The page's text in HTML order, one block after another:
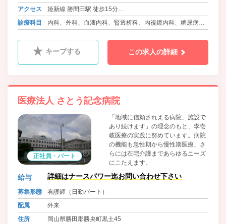
アクセス
姫新線 勝間田駅 徒歩15分
バス 勝央町ふれあいバス さとう記念病院前
診療科目
内科、外科、血液内科、腎透析科、内視鏡内科、糖尿病内
キープする この求人の詳細
医療法人 さとう記念病院
正社員・パート
「地域に信頼されえる病院、施設で
あり続けます」の理念のもと、李壱
岐医療の実践に努めています。病院
の機能も急性期から慢性期医療、さ
らには在宅介護まであらゆるニーズ
にこたえます。
給与 詳細はナースパワー迄お問い合わせ下さい
募集形態
看護師（日勤パート）
配属
外来
住所
岡山県勝田郡勝央町黒土45